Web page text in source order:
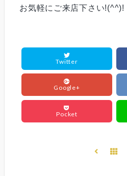
お気軽にご来店下さい!(^^)!
Twitter
Google+
Pocket